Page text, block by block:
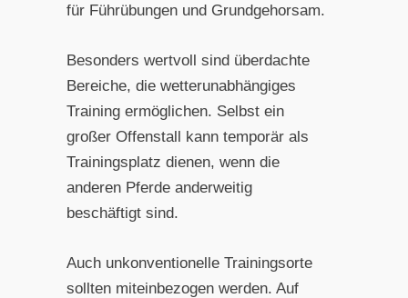
für Führübungen und Grundgehorsam.
Besonders wertvoll sind überdachte
Bereiche, die wetterunabhängiges
Training ermöglichen. Selbst ein
großer Offenstall kann temporär als
Trainingsplatz dienen, wenn die
anderen Pferde anderweitig
beschäftigt sind.
Auch unkonventionelle Trainingsorte
sollten miteinbezogen werden. Auf